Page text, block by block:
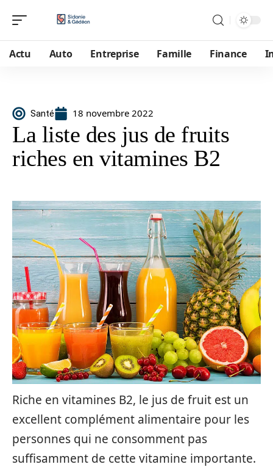
Actu Auto Entreprise Famille Finance
Santé 18 novembre 2022
La liste des jus de fruits
riches en vitamines B2
Riche en vitamines B2, le jus de fruit est un
excellent complément alimentaire pour les
personnes qui ne consomment pas
suffisamment de cette vitamine importante.